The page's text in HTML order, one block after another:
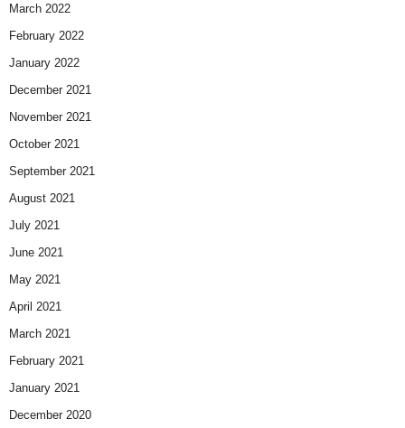
March 2022
February 2022
January 2022
December 2021
November 2021
October 2021
September 2021
August 2021
July 2021
June 2021
May 2021
April 2021
March 2021
February 2021
January 2021
December 2020